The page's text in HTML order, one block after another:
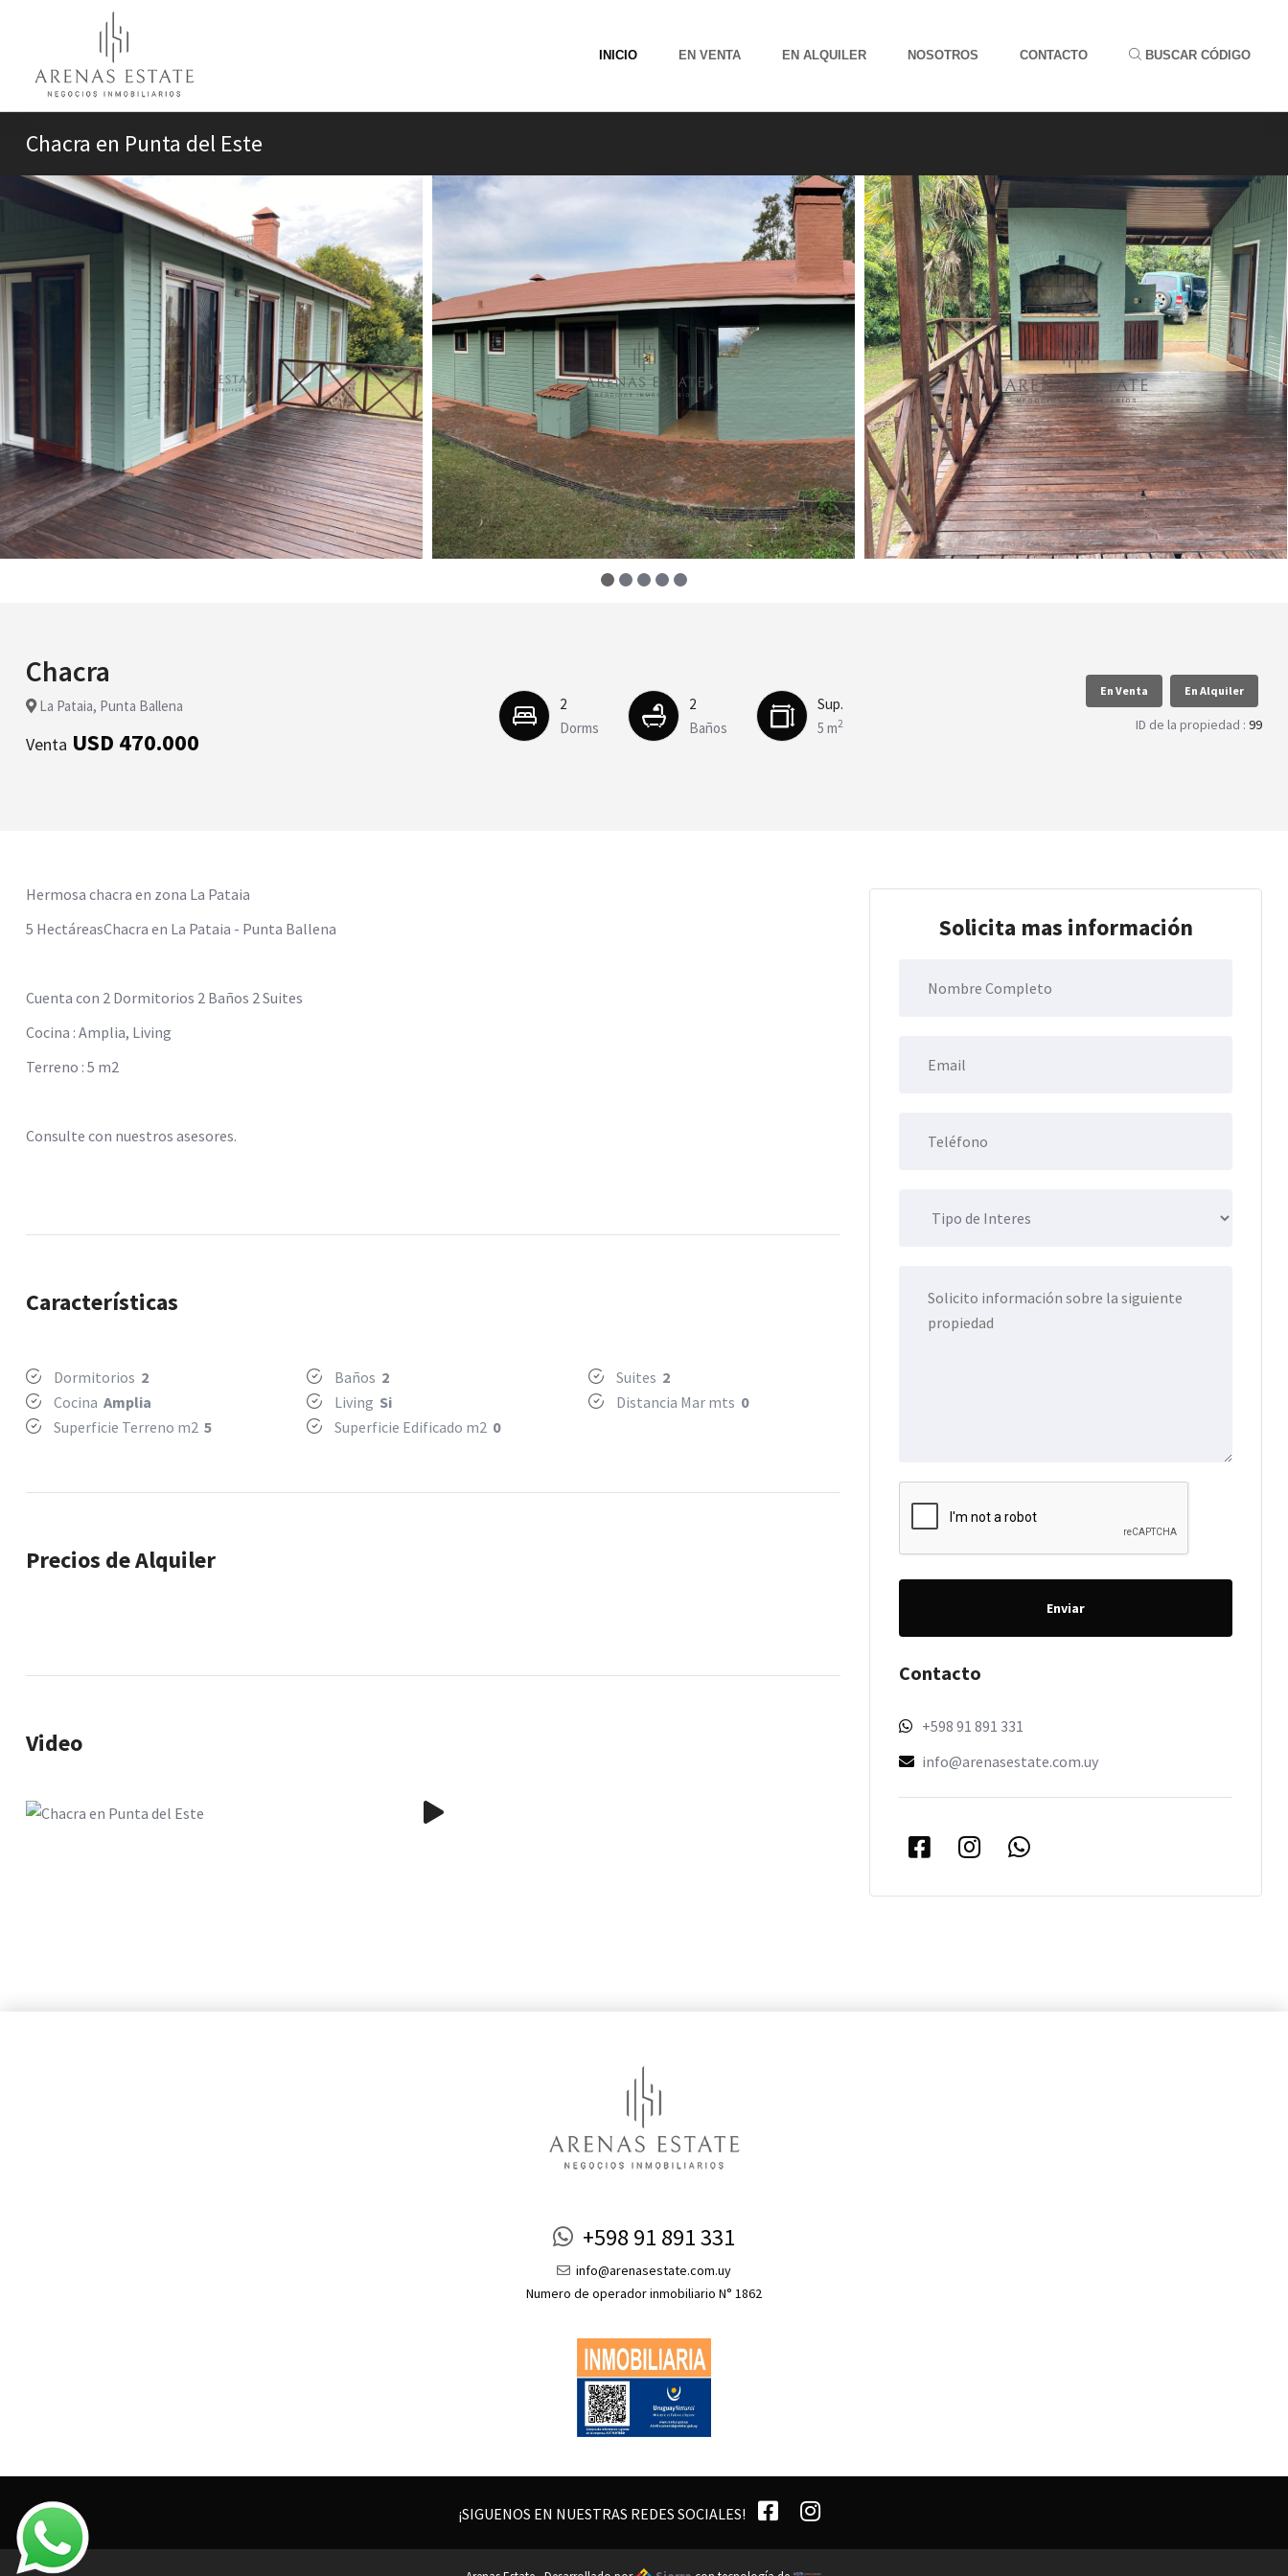
INICIO EN VENTA EN ALQUILER NOSOTROS CONTACTO BUSCAR CÓDIGO
Chacra en Punta del Este
Chacra
La Pataia, Punta Ballena
Venta USD 470.000
2
Dorms
2
Baños
Sup.
5 m2
En Venta En Alquiler
ID de la propiedad : 99
Hermosa chacra en zona La Pataia
5 HectáreasChacra en La Pataia - Punta Ballena
Cuenta con 2 Dormitorios 2 Baños 2 Suites
Cocina : Amplia, Living
Terreno : 5 m2
Consulte con nuestros asesores.
Características
Dormitorios 2 Baños 2 Suites 2
Cocina Amplia Living Si Distancia Mar mts 0
Superficie Terreno m2 5 Superficie Edificado m2 0
Precios de Alquiler
Video
Solicita mas información
Enviar
Contacto
+598 91 891 331
info@arenasestate.com.uy
+598 91 891 331
info@arenasestate.com.uy
Numero de operador inmobiliario N° 1862
¡SIGUENOS EN NUESTRAS REDES SOCIALES!